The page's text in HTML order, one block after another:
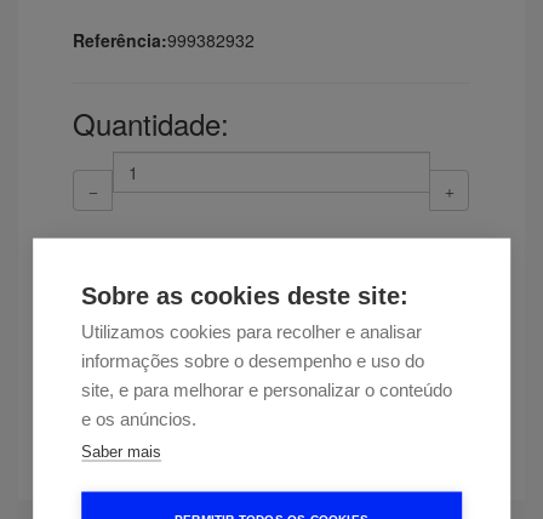
Sobre as cookies deste site:
Utilizamos cookies para recolher e analisar
informações sobre o desempenho e uso do
site, e para melhorar e personalizar o conteúdo
e os anúncios.
Saber mais
Referência:999382932
Quantidade:
Disponibilidade
Entrega estimada em 12 dias
Encontrou esta peça a um preço
mais baixo?